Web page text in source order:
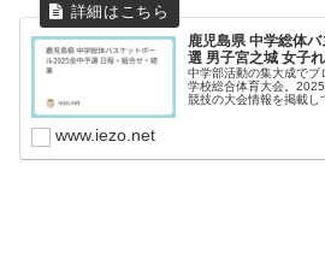
鹿児島県 中学総体
選 男子宮之城 女子
中学部活動の集大成でブ
学校総合体育大会。
競技の大会情報を掲載
www.iezo.net